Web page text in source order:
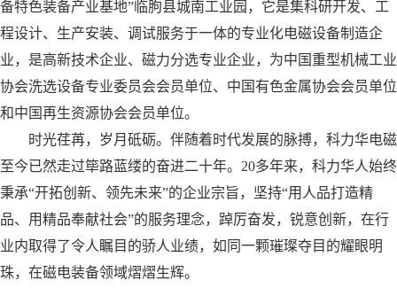
备特色装备产业基地”临朐县城南工业园，它是集科研开发、工
程设计、生产安装、调试服务于一体的专业化电磁设备制造企
业，是高新技术企业、磁力分选专业企业，为中国重型机械工业
协会洗选设备专业委员会会员单位、中国有色金属协会会员单位
和中国再生资源协会会员单位。
时光荏苒，岁月砥砺。伴随着时代发展的脉搏，科力华电磁
至今已然走过筚路蓝缕的奋进二十年。20多年来，科力华人始终
秉承“开拓创新、领先未来”的企业宗旨，坚持“用人品打造精
品、用精品奉献社会”的服务理念，踔厉奋发，锐意创新，在行
业内取得了令人瞩目的骄人业绩，如同一颗璀璨夺目的耀眼明
珠，在磁电装备领域熠熠生辉。